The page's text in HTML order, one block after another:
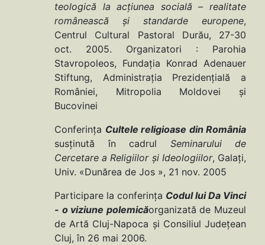
teologică la acţiunea socială – realitate
românească şi standarde europene,
Centrul Cultural Pastoral Durău, 27-30
oct. 2005. Organizatori : Parohia
Stavropoleos, Fundaţia Konrad Adenauer
Stiftung, Administraţia Prezidenţială a
României, Mitropolia Moldovei şi
Bucovinei
Conferinţa Cultele religioase din România
susţinută în cadrul Seminarului de
Cercetare a Religiilor şi Ideologiilor, Galaţi,
Univ. «Dunărea de Jos », 21 nov. 2005
Participare la conferinţa Codul lui Da Vinci
- o viziune polemicăorganizată de Muzeul
de Artă Cluj-Napoca şi Consiliul Judeţean
Cluj, în 26 mai 2006.